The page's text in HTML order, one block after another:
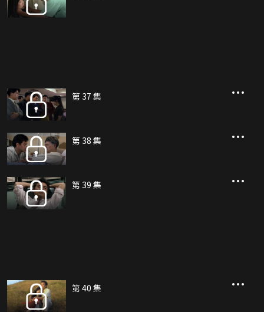
第 37 集
第 38 集
第 39 集
第 40 集